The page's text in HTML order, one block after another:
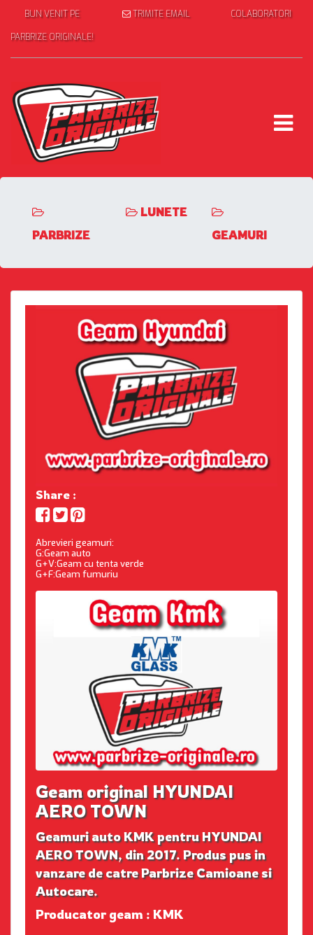
BUN VENIT PE
PARBRIZE ORIGINALE!
TRIMITE EMAIL COLABORATORI
PARBRIZE
LUNETE
GEAMURI
Share :
Abrevieri geamuri:
G:Geam auto
G+V:Geam cu tenta verde
G+F:Geam fumuriu
Geam original HYUNDAI
AERO TOWN
Geamuri auto KMK pentru HYUNDAI
AERO TOWN, din 2017. Produs pus in
vanzare de catre Parbrize Camioane si
Autocare.
Producator geam : KMK